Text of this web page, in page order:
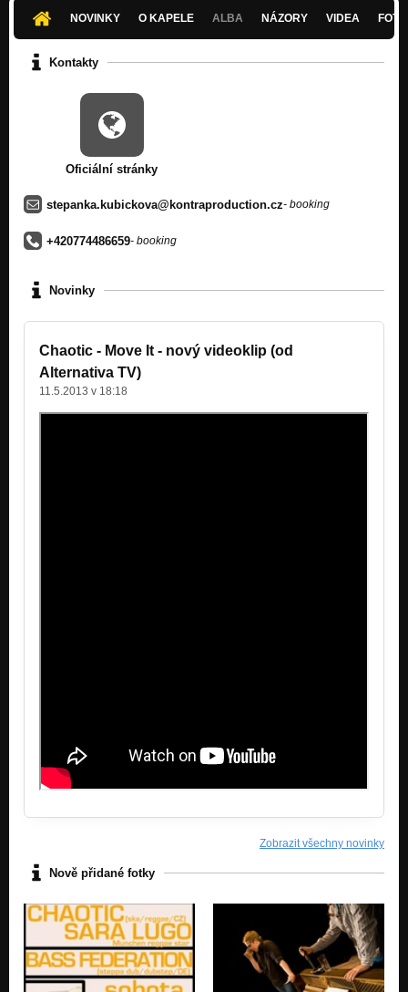
NOVINKY O KAPELE ALBA NÁZORY VIDEA
Kontakty
Oficiální stránky
stepanka.kubickova@kontraproduction.cz- booking
+420774486659- booking
Novinky
Chaotic - Move It - nový videoklip (od
Alternativa TV)
11.5.2013 v 18:18
Zobrazit všechny novinky
Nově přidané fotky